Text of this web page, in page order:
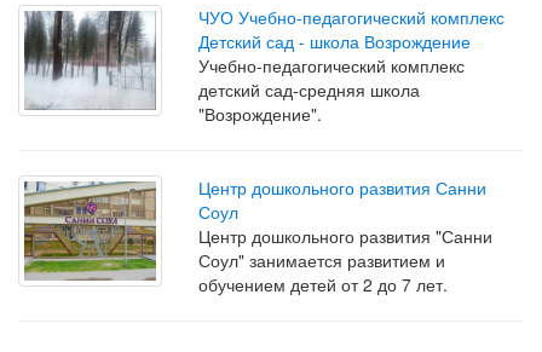
ЧУО Учебно-педагогический комплекс
Детский сад - школа Возрождение
Учебно-педагогический комплекс
детский сад-средняя школа
"Возрождение".
Центр дошкольного развития Санни
Соул
Центр дошкольного развития "Санни
Соул" занимается развитием и
обучением детей от 2 до 7 лет.